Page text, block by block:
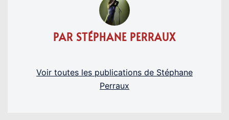
PAR STÉPHANE PERRAUX
Voir toutes les publications de Stéphane
Perraux